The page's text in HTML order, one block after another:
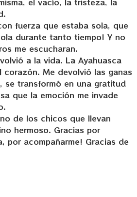
fuerza que estaba sola, que
durante tanto tiempo! Y no
me escucharan.
a la vida. La Ayahuasca
corazón. Me devolvió las ganas
se transformó en una gratitud
que la emoción me invade
de los chicos que llevan
hermoso. Gracias por
por acompañarme! Gracias de